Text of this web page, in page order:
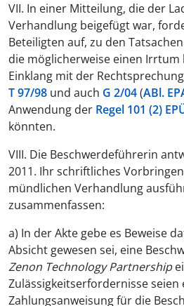
VII. In einer Mitteilung, die der
Verhandlung beigefügt war,
Beteiligten auf, zu den
die möglicherweise einen Irrtum
Einklang mit der
T 97/98 und auch G 2/04(ABl.
Anwendung der Regel 101 (2)
könnten.
VIII. Die Beschwerdeführerin
2011. Ihr schriftliches
mündlichen Verhandlung
zusammenfassen:
a) In der Akte gebe es Beweise
Absicht gewesen sei, eine
Zenon Technology Partnership
Zulässigkeitserfordernisse
Zahlungsanweisung für die